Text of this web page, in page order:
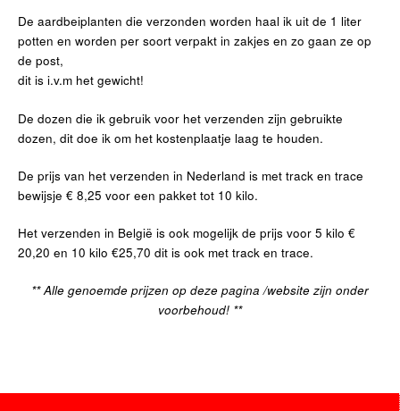
De aardbeiplanten die verzonden worden haal ik uit de 1 liter
potten en worden per soort verpakt in zakjes en zo gaan ze op
de post,
dit is i.v.m het gewicht!
De dozen die ik gebruik voor het verzenden zijn gebruikte
dozen, dit doe ik om het kostenplaatje laag te houden.
De prijs van het verzenden in Nederland is met track en trace
bewijsje € 8,25 voor een pakket tot 10 kilo.
Het verzenden in België is ook mogelijk de prijs voor 5 kilo €
20,20 en 10 kilo €25,70 dit is ook met track en trace.
** Alle genoemde prijzen op deze pagina /website zijn onder
voorbehoud! **